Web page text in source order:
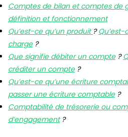
Comptes de bilan et comptes de
définition et fonctionnement
Qu’est-ce qu’un produit ?Qu’est-
charge?
Que signifie débiter un compte?
créditer un compte?
Qu’est-ce qu’une écriture
passer une écriture comptable?
Comptabilité de trésorerie ou
d’engagement?